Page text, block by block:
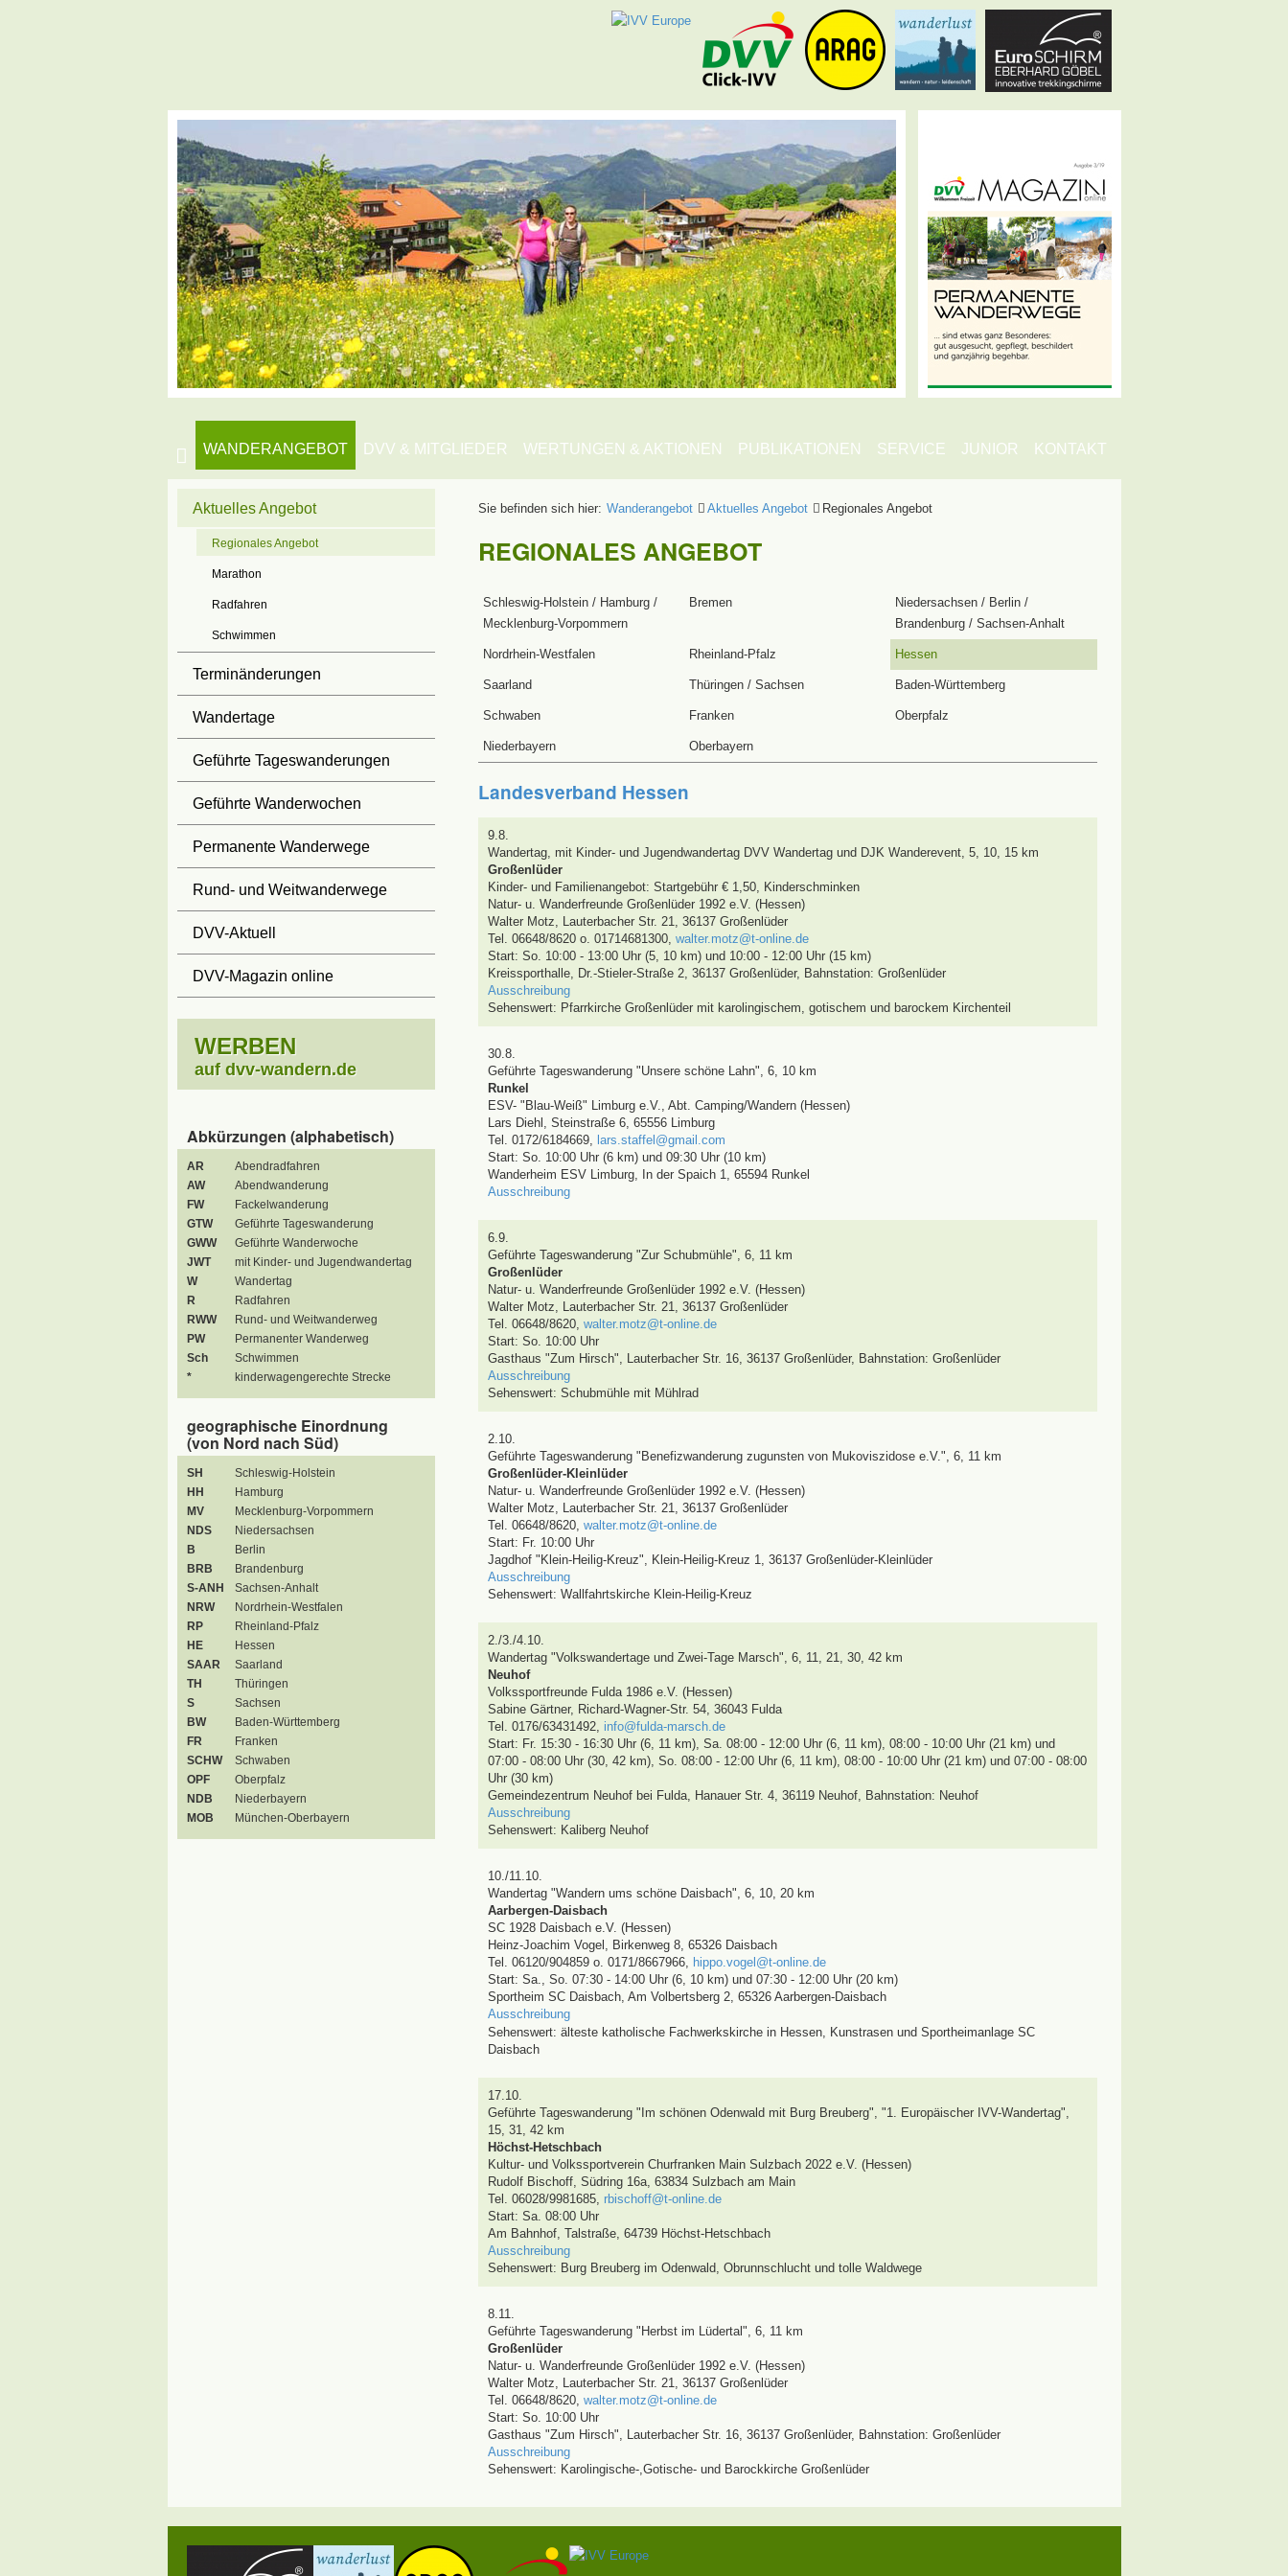
WANDERANGEBOT DVV & MITGLIEDER WERTUNGEN & AKTIONEN PUBLIKATIONEN SERVICE JUNIOR KONTAKT
Sie befinden sich hier: Wanderangebot Aktuelles Angebot Regionales Angebot
REGIONALES ANGEBOT
Schleswig-Holstein / Hamburg /
Mecklenburg-Vorpommern
Bremen
Niedersachsen / Berlin /
Brandenburg / Sachsen-Anhalt
Nordrhein-Westfalen Rheinland-Pfalz Hessen
Saarland Thüringen / Sachsen Baden-Württemberg
Schwaben Franken Oberpfalz
Niederbayern Oberbayern
Landesverband Hessen
9.8.
Wandertag, mit Kinder- und Jugendwandertag DVV Wandertag und DJK Wanderevent, 5, 10, 15 km
Großenlüder
Kinder- und Familienangebot: Startgebühr € 1,50, Kinderschminken
Natur- u. Wanderfreunde Großenlüder 1992 e.V. (Hessen)
Walter Motz, Lauterbacher Str. 21, 36137 Großenlüder
Tel. 06648/8620 o. 01714681300, walter.motz@t-online.de
Start: So. 10:00 - 13:00 Uhr (5, 10 km) und 10:00 - 12:00 Uhr (15 km)
Kreissporthalle, Dr.-Stieler-Straße 2, 36137 Großenlüder, Bahnstation: Großenlüder
Ausschreibung
Sehenswert: Pfarrkirche Großenlüder mit karolingischem, gotischem und barockem Kirchenteil
30.8.
Geführte Tageswanderung "Unsere schöne Lahn", 6, 10 km
Runkel
ESV- "Blau-Weiß" Limburg e.V., Abt. Camping/Wandern (Hessen)
Lars Diehl , Steinstraße 6, 65556 Limburg
Tel. 0172/6184669, lars.staffel@gmail.com
Start: So. 10:00 Uhr (6 km) und 09:30 Uhr (10 km)
Wanderheim ESV Limburg, In der Spaich 1, 65594 Runkel
Ausschreibung
6.9.
Geführte Tageswanderung "Zur Schubmühle", 6, 11 km
Großenlüder
Natur- u. Wanderfreunde Großenlüder 1992 e.V. (Hessen)
Walter Motz, Lauterbacher Str. 21, 36137 Großenlüder
Tel. 06648/8620, walter.motz@t-online.de
Start: So. 10:00 Uhr
Gasthaus "Zum Hirsch", Lauterbacher Str. 16, 36137 Großenlüder, Bahnstation: Großenlüder
Ausschreibung
Sehenswert: Schubmühle mit Mühlrad
2.10.
Geführte Tageswanderung "Benefizwanderung zugunsten von Mukoviszidose e.V.", 6, 11 km
Großenlüder-Kleinlüder
Natur- u. Wanderfreunde Großenlüder 1992 e.V. (Hessen)
Walter Motz, Lauterbacher Str. 21, 36137 Großenlüder
Tel. 06648/8620, walter.motz@t-online.de
Start: Fr. 10:00 Uhr
Jagdhof "Klein-Heilig-Kreuz", Klein-Heilig-Kreuz 1, 36137 Großenlüder-Kleinlüder
Ausschreibung
Sehenswert: Wallfahrtskirche Klein-Heilig-Kreuz
2./3./4.10.
Wandertag "Volkswandertage und Zwei-Tage Marsch", 6, 11, 21, 30, 42 km
Neuhof
Volkssportfreunde Fulda 1986 e.V. (Hessen)
Sabine Gärtner, Richard-Wagner-Str. 54, 36043 Fulda
Tel. 0176/63431492, info@fulda-marsch.de
Start: Fr. 15:30 - 16:30 Uhr (6, 11 km), Sa. 08:00 - 12:00 Uhr (6, 11 km), 08:00 - 10:00 Uhr (21 km) und
07:00 - 08:00 Uhr (30, 42 km), So. 08:00 - 12:00 Uhr (6, 11 km), 08:00 - 10:00 Uhr (21 km) und 07:00 - 08:00
Uhr (30 km)
Gemeindezentrum Neuhof bei Fulda, Hanauer Str. 4, 36119 Neuhof, Bahnstation: Neuhof
Ausschreibung
Sehenswert: Kaliberg Neuhof
10./11.10.
Wandertag "Wandern ums schöne Daisbach", 6, 10, 20 km
Aarbergen-Daisbach
SC 1928 Daisbach e.V. (Hessen)
Heinz-Joachim Vogel , Birkenweg 8, 65326 Daisbach
Tel. 06120/904859 o. 0171/8667966, hippo.vogel@t-online.de
Start: Sa., So. 07:30 - 14:00 Uhr (6, 10 km) und 07:30 - 12:00 Uhr (20 km)
Sportheim SC Daisbach, Am Volbertsberg 2, 65326 Aarbergen-Daisbach
Ausschreibung
Sehenswert: älteste katholische Fachwerkskirche in Hessen, Kunstrasen und Sportheimanlage SC
Daisbach
17.10.
Geführte Tageswanderung "Im schönen Odenwald mit Burg Breuberg", "1. Europäischer IVV-Wandertag"
15, 31, 42 km
Höchst-Hetschbach
Kultur- und Volkssportverein Churfranken Main Sulzbach 2022 e.V. (Hessen)
Rudolf Bischoff, Südring 16a, 63834 Sulzbach am Main
Tel. 06028/9981685, rbischoff@t-online.de
Start: Sa. 08:00 Uhr
Am Bahnhof, Talstraße, 64739 Höchst-Hetschbach
Ausschreibung
Sehenswert: Burg Breuberg im Odenwald, Obrunnschlucht und tolle Waldwege
8.11.
Geführte Tageswanderung "Herbst im Lüdertal" 6, 11 km
Großenlüder
Natur- u. Wanderfreunde Großenlüder 1992 e.V. (Hessen)
Walter Motz
Lauterbacher Str. 21, 36137 Großenlüder
Tel. 06648/8620, walter.motz@t-online.de
Start: So. 10:00 Uhr
Gasthaus "Zum Hirsch", Lauterbacher Str. 16, 36137 Großenlüder, Bahnstation: Großenlüder
Ausschreibung
Sehenswert: Karolingische-,Gotische- und Barockkirche Großenlüder
Aktuelles Angebot
Regionales Angebot
Marathon
Radfahren
Schwimmen
Terminänderungen
Wandertage
Geführte Tageswanderungen
Geführte Wanderwochen
Permanente Wanderwege
Rund- und Weitwanderwege
DVV-Aktuell
DVV-Magazin online
WERBEN
auf dvv-wandern.de
Abkürzungen (alphabetisch)
AR
Abendradfahren
AW
Abendwanderung
FW
Fackelwanderung
GTW
Geführte Tageswanderung
GWW
Geführte Wanderwoche
JWT
mit Kinder- und Jugendwandertag
W
Wandertag
R
Radfahren
RWW
Rund- und Weitwanderweg
PW
Permanenter Wanderweg
Sch
Schwimmen
*
kinderwagengerechte Strecke
geographische Einordnung
(von Nord nach Süd)
SH
Schleswig-Holstein
HH
Hamburg
MV
Mecklenburg-Vorpommern
NDS
Niedersachsen
B
Berlin
BRB
Brandenburg
S-ANH
Sachsen-Anhalt
NRW
Nordrhein-Westfalen
RP
Rheinland-Pfalz
HE
Hessen
SAAR
Saarland
TH
Thüringen
S
Sachsen
BW
Baden-Württemberg
FR
Franken
SCHW
Schwaben
OPF
Oberpfalz
NDB
Niederbayern
MOB
München-Oberbayern